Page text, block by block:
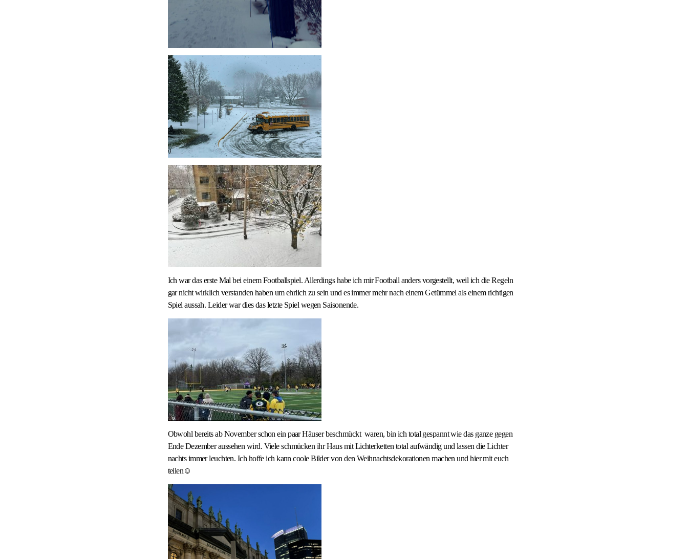
Ich war das erste Mal bei einem Footballspiel. Allerdings habe ich mir Football anders vorgestellt, weil ich die Regeln
gar nicht wirklich verstanden haben um ehrlich zu sein und es immer mehr nach einem Getümmel als einem richtigen
Spiel aussah. Leider war dies das letzte Spiel wegen Saisonende.
Obwohl bereits ab November schon ein paar Häuser beschmückt waren, bin ich total gespannt wie das ganze gegen
Ende Dezember aussehen wird. Viele schmücken ihr Haus mit Lichterketten total aufwändig und lassen die Lichter
nachts immer leuchten. Ich hoffe ich kann coole Bilder von den Weihnachtsdekorationen machen und hier mit euch
teilen☺️